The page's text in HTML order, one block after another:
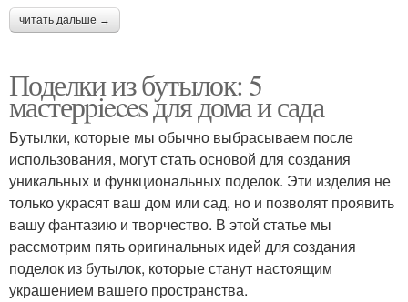
читать дальше →
Поделки из бутылок: 5
мастерpieces для дома и сада
Бутылки, которые мы обычно выбрасываем после
использования, могут стать основой для создания
уникальных и функциональных поделок. Эти изделия не
только украсят ваш дом или сад, но и позволят проявить
вашу фантазию и творчество. В этой статье мы
рассмотрим пять оригинальных идей для создания
поделок из бутылок, которые станут настоящим
украшением вашего пространства.